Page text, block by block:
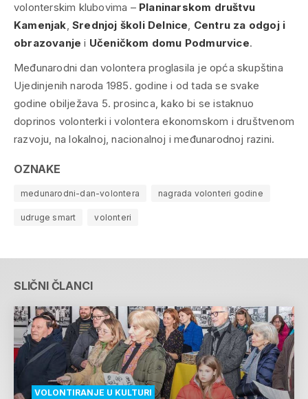
volonterskim klubovima – Planinarskom društvu
Kamenjak, Srednjoj školi Delnice, Centru za odgoj i
obrazovanje i Učeničkom domu Podmurvice.
Međunarodni dan volontera proglasila je opća skupština
Ujedinjenih naroda 1985. godine i od tada se svake
godine obilježava 5. prosinca, kako bi se istaknuo
doprinos volonterki i volontera ekonomskom i društvenom
razvoju, na lokalnoj, nacionalnoj i međunarodnoj razini.
OZNAKE
medunarodni-dan-volontera nagrada volonteri godine
udruge smart volonteri
SLIČNI ČLANCI
VOLONTIRANJE U KULTURI